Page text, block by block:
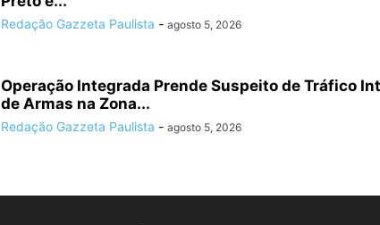
Redação Gazzeta Paulista - agosto 5, 2026
Operação Integrada Prende Suspeito de Tráfico
de Armas na Zona...
Redação Gazzeta Paulista - agosto 5, 2026